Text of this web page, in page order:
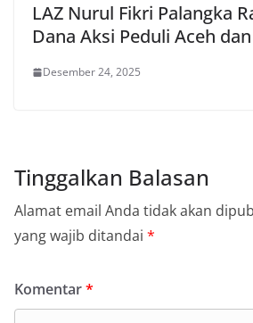
LAZ Nurul Fikri Palangka
Dana Aksi Peduli Aceh
Desember 24, 2025
Tinggalkan Balasan
Alamat email Anda tidak akan
yang wajib ditandai *
Komentar*